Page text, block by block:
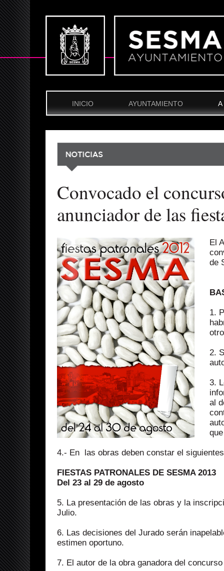
INICIO AYUNTAMIENTO A
Convocado el
anunciador de las
El
de
1.
2.
3.
al
4.- En las obras deben constar el
FIESTAS PATRONALES DE SESMA 2013
Del 23 al 29 de agosto
5. La presentación de las obras y la
Julio.
6. Las decisiones del Jurado serán
estimen oportuno.
7. El autor de la obra ganadora del